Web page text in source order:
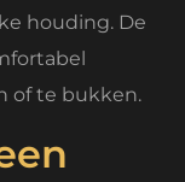
houding. De
of te bukken.